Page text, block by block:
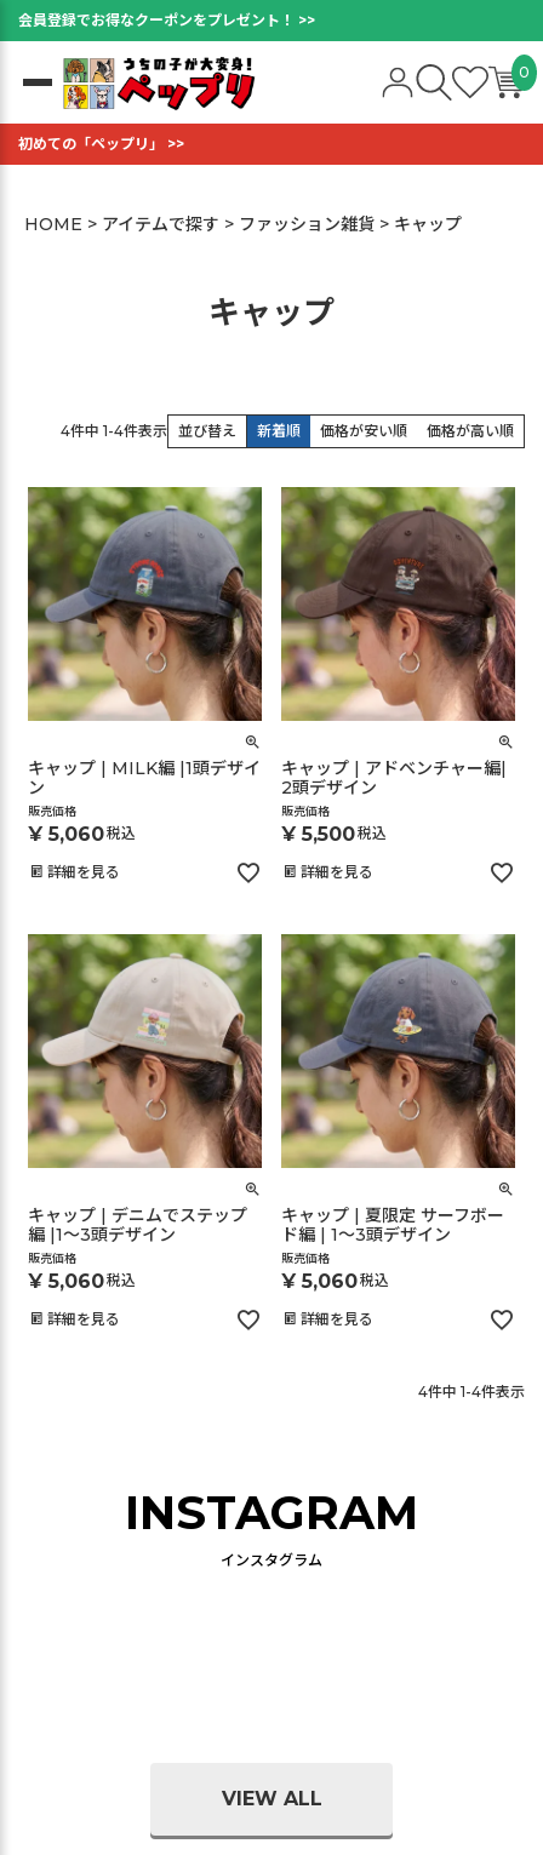
会員登録でお得なクーポンをプレゼント！ >>
0
初めての「ペップリ」 >>
HOME アイテムで探す ファッション雑貨 キャップ
キャップ
並び替え 新着順 価格が安い順 価格が高い順
4件中 1-4件表示
キャップ | MILK編 |1頭デザイ
ン
販売価格
¥ 5,060税込
詳細を見る
キャップ | アドベンチャー編|
2頭デザイン
販売価格
¥ 5,500税込
詳細を見る
キャップ | デニムでステップ
編 |1～3頭デザイン
販売価格
¥ 5,060税込
詳細を見る
キャップ | 夏限定 サーフボー
ド編 | 1～3頭デザイン
販売価格
¥ 5,060税込
詳細を見る
4件中 1-4件表示
INSTAGRAM
インスタグラム
VIEW ALL